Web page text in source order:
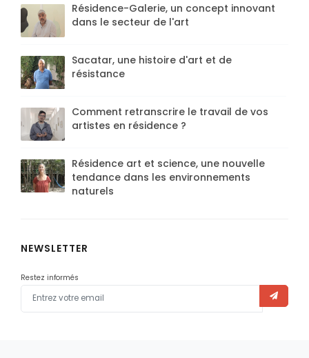
Résidence-Galerie, un concept innovant
dans le secteur de l'art
Sacatar, une histoire d'art et de
résistance
Comment retranscrire le travail de vos
artistes en résidence ?
Résidence art et science, une nouvelle
tendance dans les environnements
naturels
NEWSLETTER
Restez informés